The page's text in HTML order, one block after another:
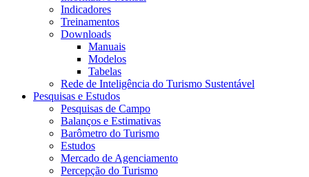
Indicadores
Treinamentos
Downloads
Manuais
Modelos
Tabelas
Rede de Inteligência do Turismo Sustentável
Pesquisas e Estudos
Pesquisas de Campo
Balanços e Estimativas
Barômetro do Turismo
Estudos
Mercado de Agenciamento
Percepção do Turismo